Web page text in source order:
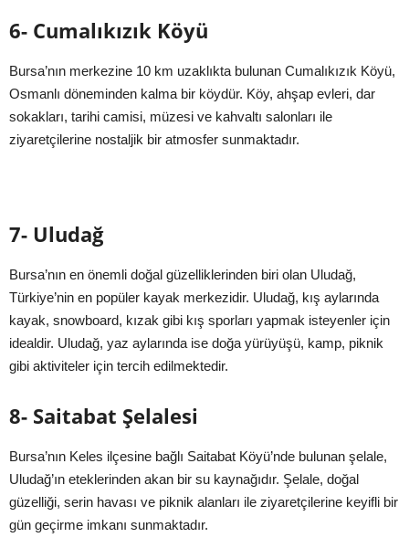
6- Cumalıkızık Köyü
Bursa’nın merkezine 10 km uzaklıkta bulunan Cumalıkızık Köyü,
Osmanlı döneminden kalma bir köydür. Köy, ahşap evleri, dar
sokakları, tarihi camisi, müzesi ve kahvaltı salonları ile
ziyaretçilerine nostaljik bir atmosfer sunmaktadır.
7- Uludağ
Bursa’nın en önemli doğal güzelliklerinden biri olan Uludağ,
Türkiye’nin en popüler kayak merkezidir. Uludağ, kış aylarında
kayak, snowboard, kızak gibi kış sporları yapmak isteyenler için
idealdir. Uludağ, yaz aylarında ise doğa yürüyüşü, kamp, piknik
gibi aktiviteler için tercih edilmektedir.
8- Saitabat Şelalesi
Bursa’nın Keles ilçesine bağlı Saitabat Köyü’nde bulunan şelale,
Uludağ’ın eteklerinden akan bir su kaynağıdır. Şelale, doğal
güzelliği, serin havası ve piknik alanları ile ziyaretçilerine keyifli bir
gün geçirme imkanı sunmaktadır.